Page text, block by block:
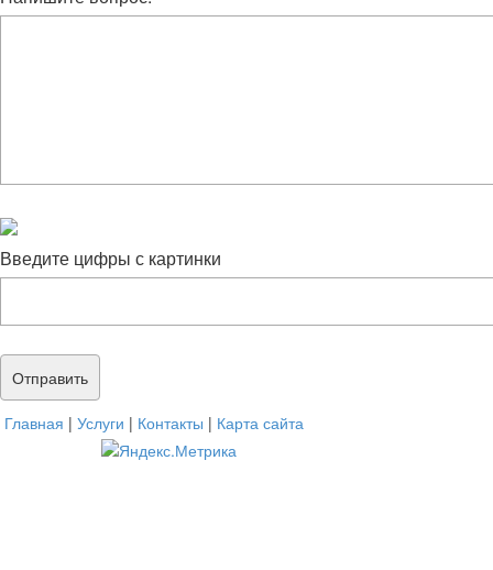
Введите цифры с картинки
Главная | Услуги | Контакты | Карта сайта